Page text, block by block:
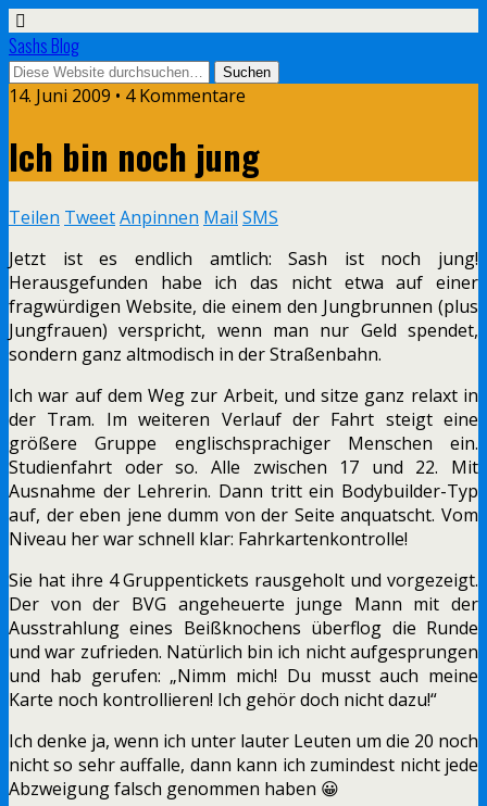
Sashs Blog
14. Juni 2009 • 4 Kommentare
Ich bin noch jung
Teilen TweetAnpinnen Mail SMS
Jetzt ist es endlich amtlich: Sash ist noch jung!
Herausgefunden habe ich das nicht etwa auf einer
fragwürdigen Website, die einem den Jungbrunnen (plus
Jungfrauen) verspricht, wenn man nur Geld spendet,
sondern ganz altmodisch in der Straßenbahn.
Ich war auf dem Weg zur Arbeit, und sitze ganz relaxt in
der Tram. Im weiteren Verlauf der Fahrt steigt eine
größere Gruppe englischsprachiger Menschen ein.
Studienfahrt oder so. Alle zwischen 17 und 22. Mit
Ausnahme der Lehrerin. Dann tritt ein Bodybuilder-Typ
auf, der eben jene dumm von der Seite anquatscht. Vom
Niveau her war schnell klar: Fahrkartenkontrolle!
Sie hat ihre 4 Gruppentickets rausgeholt und vorgezeigt.
Der von der BVG angeheuerte junge Mann mit der
Ausstrahlung eines Beißknochens überflog die Runde
und war zufrieden. Natürlich bin ich nicht aufgesprungen
und hab gerufen: „Nimm mich! Du musst auch meine
Karte noch kontrollieren! Ich gehör doch nicht dazu!“
Ich denke ja, wenn ich unter lauter Leuten um die 20 noch
nicht so sehr auffalle, dann kann ich zumindest nicht jede
Abzweigung falsch genommen haben 😀